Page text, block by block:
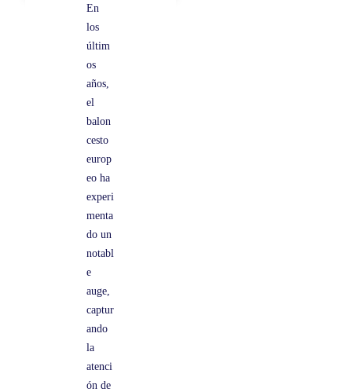
En
los
últim
os
años,
el
balon
cesto
europ
eo ha
experi
menta
do un
notabl
e
auge,
captur
ando
la
atenci
ón de